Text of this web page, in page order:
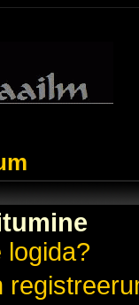
logida?